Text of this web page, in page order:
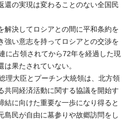
還の実現は変わることのない全国民
解決してロシアとの間に平和条約を
強い意志を持ってロシアとの交渉を
に占領されてから72年を経過した現
果たされていない。
理大臣とプーチン大統領は、北方領
共同経済活動に関する協議を開始す
結に向けた重要な一歩になり得ると
島民が自由に墓参りや故郷訪問をし